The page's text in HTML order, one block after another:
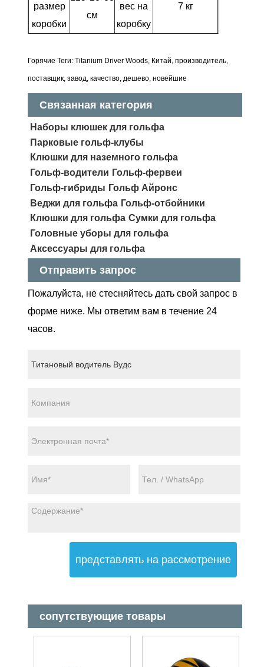
размер
коробки
см
вес на
коробку
7 кг
Горячие Теги: Titanium Driver Woods, Китай, производитель,
поставщик, завод, качество, дешево, новейшие
Связанная категория
Наборы клюшек для гольфа
Парковые гольф-клубы
Клюшки для наземного гольфа
Гольф-водители Гольф-фервеи
Гольф-гибриды Гольф Айронс
Веджи для гольфа Гольф-отбойники
Клюшки для гольфа Сумки для гольфа
Головные уборы для гольфа
Аксессуары для гольфа
Отправить запрос
Пожалуйста, не стесняйтесь дать свой запрос в
форме ниже. Мы ответим вам в течение 24
часов.
представлять на рассмотрение
сопутствующие товары